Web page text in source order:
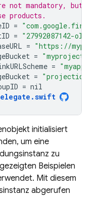
not mandatory, but
products.
=
= "27992087142-
= "https://
=
= "myapp://"
= "projectid-
= nil
.swift
initialisiert
um eine
zu
Beispielen
Mit diesem
abgerufen